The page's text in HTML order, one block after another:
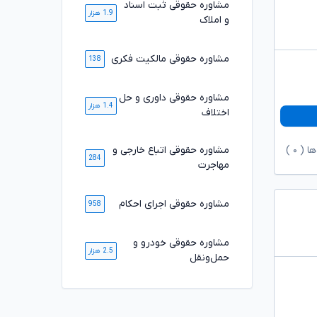
( ۰
مشاوره حقوقی ثبت اسناد
و املاک
1.9 هزار
مشاوره حقوقی مالکیت فکری 138
مشاوره حقوقی داوری و حل
اختلاف
1.4 هزار
مشاوره حقوقی اتباع خارجی و
مهاجرت
284
مشاوره حقوقی اجرای احکام 958
مشاوره حقوقی خودرو و
حمل‌ونقل
2.5 هزار